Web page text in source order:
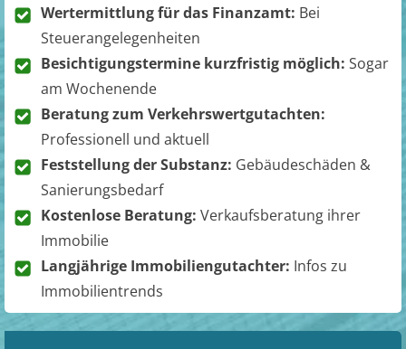
Wertermittlung für das Finanzamt: Bei
Steuerangelegenheiten
Besichtigungstermine kurzfristig möglich: Sogar
am Wochenende
Beratung zum Verkehrswertgutachten:
Professionell und aktuell
Feststellung der Substanz: Gebäudeschäden &
Sanierungsbedarf
Kostenlose Beratung: Verkaufsberatung ihrer
Immobilie
Langjährige Immobiliengutachter: Infos zu
Immobilientrends